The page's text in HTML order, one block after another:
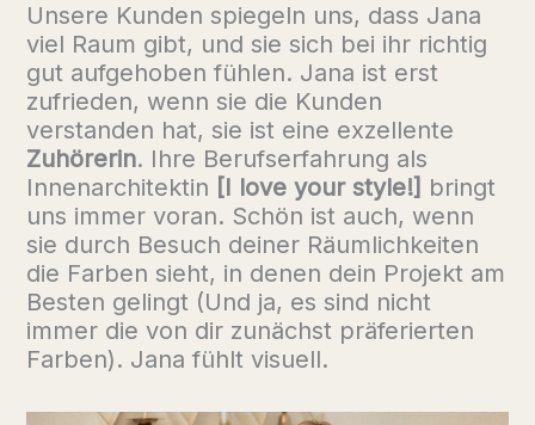
Unsere Kunden spiegeln uns, dass Jana
viel Raum gibt, und sie sich bei ihr richtig
gut aufgehoben fühlen. Jana ist erst
zufrieden, wenn sie die Kunden
verstanden hat, sie ist eine exzellente
Zuhörerin. Ihre Berufserfahrung als
Innenarchitektin [I love your style!] bringt
uns immer voran. Schön ist auch, wenn
sie durch Besuch deiner Räumlichkeiten
die Farben sieht, in denen dein Projekt am
Besten gelingt (Und ja, es sind nicht
immer die von dir zunächst präferierten
Farben). Jana fühlt visuell.